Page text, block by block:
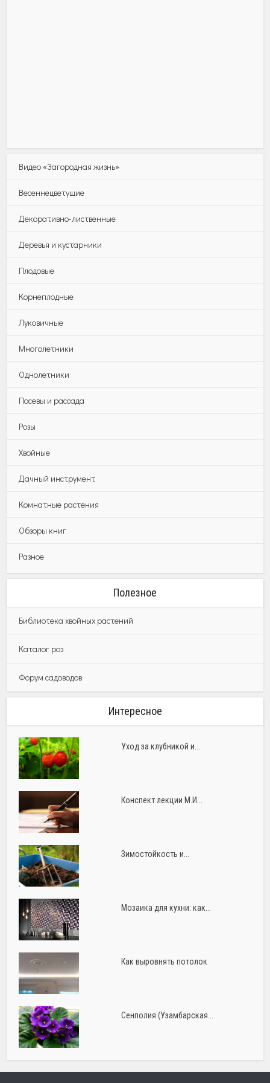
Видео «Загородная жизнь»
Весеннецветущие
Декоративно-лиственные
Деревья и кустарники
Плодовые
Корнеплодные
Луковичные
Многолетники
Однолетники
Посевы и рассада
Розы
Хвойные
Дачный инструмент
Комнатные растения
Обзоры книг
Разное
Полезное
Библиотека хвойных растений
Каталог роз
Форум садоводов
Интересное
Уход за клубникой и...
Конспект лекции М.И...
Зимостойкость и...
Мозаика для кухни: как...
Как выровнять потолок
Сенполия (Узамбарская...